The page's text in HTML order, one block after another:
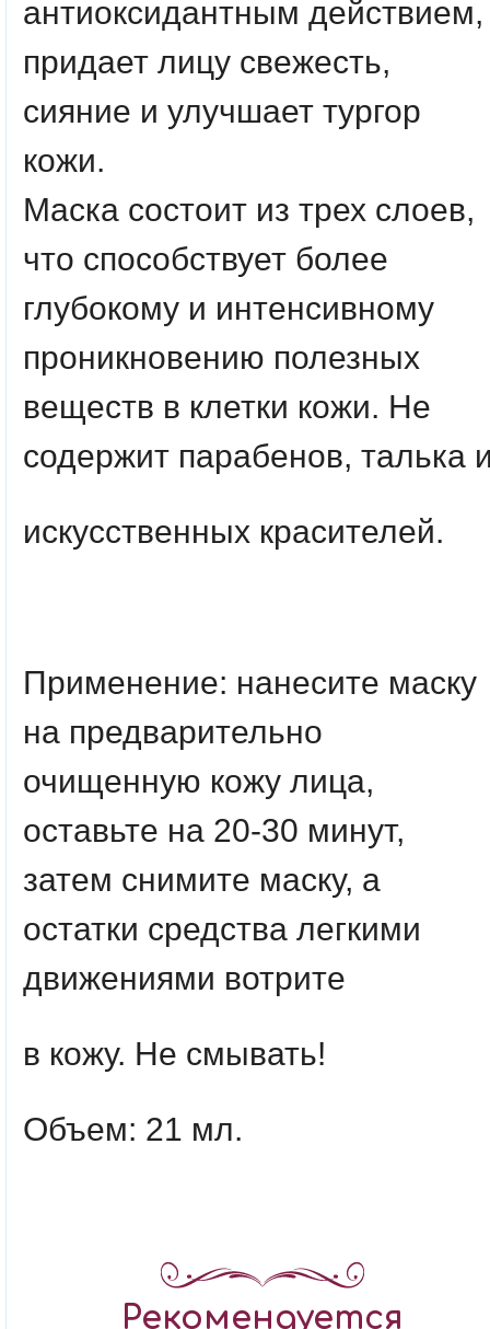
антиоксидантным действием,
придает лицу свежесть,
сияние и улучшает тургор
кожи.
Маска состоит из трех слоев,
что способствует более
глубокому и интенсивному
проникновению полезных
веществ в клетки кожи. Не
содержит парабенов, талька
искусственных красителей.
Применение: нанесите маску
на предварительно
очищенную кожу лица,
оставьте на 20-30 минут,
затем снимите маску, а
остатки средства легкими
движениями вотрите
в кожу. Не смывать!
Объем: 21 мл.
Рекомендуется